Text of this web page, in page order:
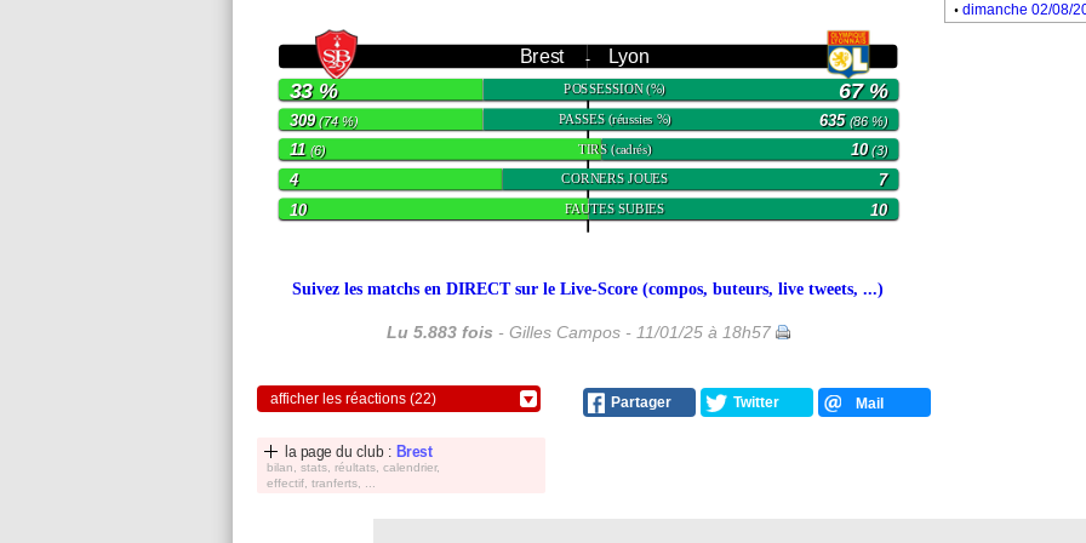
Brest - Lyon
POSSESSION(%)
33 % 67 %
PASSES(réussies %)
309(74 %) 635(86 %)
TIRS(cadrés)
11 (6) 10(3)
CORNERS JOUES
4 7
FAUTES SUBIES
10 10
Suivez les matchs en DIRECT sur le Live-Score (compos, buteurs, live tweets, ...)
Lu 5.883 fois - Gilles Campos - 11/01/25 à 18h57
afficher les réactions (22) Partager Twitter Mail
la page du club : Brest
bilan, stats, réultats, calendrier,
effectif, tranferts, ...
. dimanche 02/08/